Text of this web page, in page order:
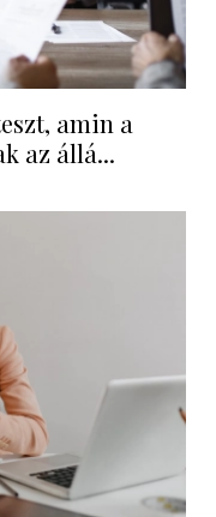
amin a
az állá...